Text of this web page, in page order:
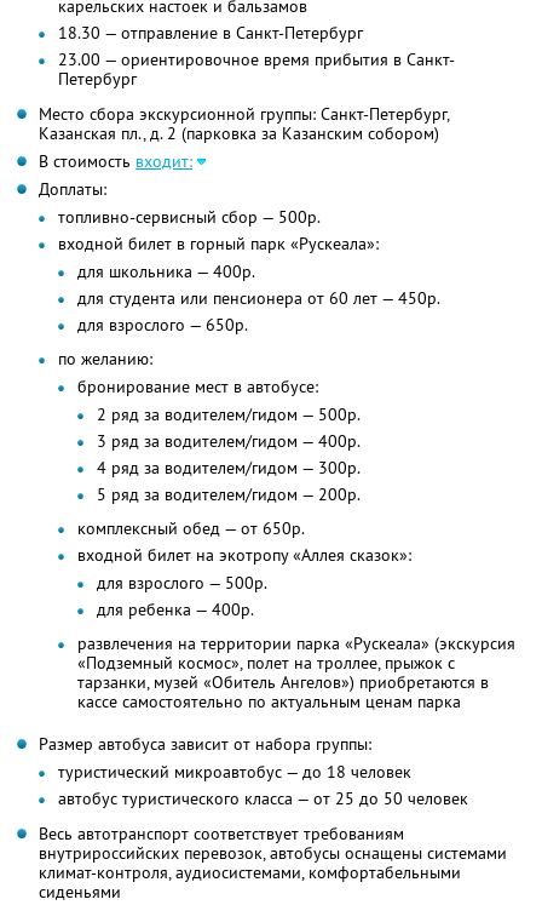
карельских настоек и бальзамов
18.30 — отправление в Санкт-Петербург
23.00 — ориентировочное время прибытия в Санкт-
Петербург
Место сбора экскурсионной группы: Санкт-Петербург,
Казанская пл., д. 2 (парковка за Казанским собором)
В стоимость входит:
Доплаты:
топливно-сервисный сбор — 500р.
входной билет в горный парк «Рускеала»:
для школьника — 400р.
для студента или пенсионера от 60 лет — 450р.
для взрослого — 650р.
по желанию:
бронирование мест в автобусе:
2 ряд за водителем/гидом — 500р.
3 ряд за водителем/гидом — 400р.
4 ряд за водителем/гидом — 300р.
5 ряд за водителем/гидом — 200р.
комплексный обед — от 650р.
входной билет на экотропу «Аллея сказок»:
для взрослого — 500р.
для ребенка — 400р.
развлечения на территории парка «Рускеала» (экскурсия
«Подземный космос», полет на троллее, прыжок с
тарзанки, музей «Обитель Ангелов») приобретаются в
кассе самостоятельно по актуальным ценам парка
Размер автобуса зависит от набора группы:
туристический микроавтобус — до 18 человек
автобус туристического класса — от 25 до 50 человек
Весь автотранспорт соответствует требованиям
внутрироссийских перевозок, автобусы оснащены системами
климат-контроля, аудиосистемами, комфортабельными
сиденьями